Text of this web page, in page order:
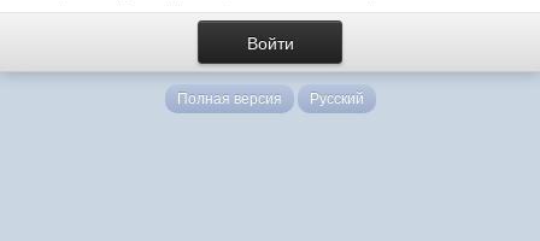
Полная версия Русский